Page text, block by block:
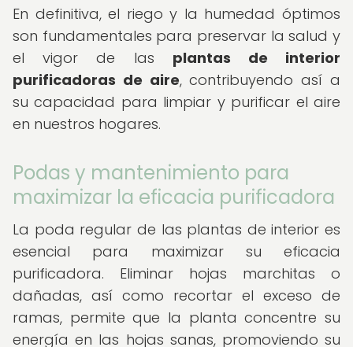
En definitiva, el riego y la humedad óptimos
son fundamentales para preservar la salud y
el vigor de las plantas de interior
purificadoras de aire, contribuyendo así a
su capacidad para limpiar y purificar el aire
en nuestros hogares.
Podas y mantenimiento para
maximizar la eficacia purificadora
La poda regular de las plantas de interior es
esencial para maximizar su eficacia
purificadora. Eliminar hojas marchitas o
dañadas, así como recortar el exceso de
ramas, permite que la planta concentre su
energía en las hojas sanas, promoviendo su